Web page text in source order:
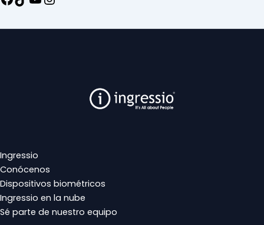
Ingressio
Conócenos
Dispositivos biométricos
Ingressio en la nube
Sé parte de nuestro equipo